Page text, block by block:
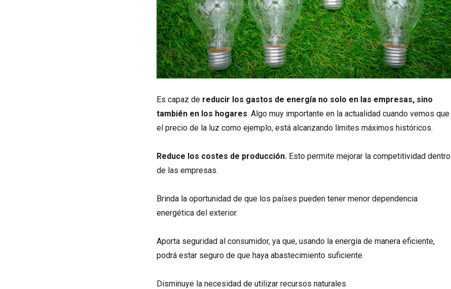
Es capaz de reducir los gastos de energía no solo en las empresas, sino
también en los hogares. Algo muy importante en la actualidad cuando vemos que
el precio de la luz como ejemplo, está alcanzando límites máximos históricos.
Reduce los costes de producción. Esto permite mejorar la competitividad dentro
de las empresas.
Brinda la oportunidad de que los países pueden tener menor dependencia
energética del exterior.
Aporta seguridad al consumidor, ya que, usando la energía de manera eficiente,
podrá estar seguro de que haya abastecimiento suficiente.
Disminuye la necesidad de utilizar recursos naturales.